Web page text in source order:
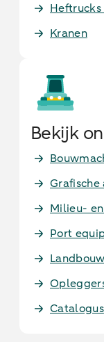
Kranen
Bekijk
Milieu-
Port
Catalogus